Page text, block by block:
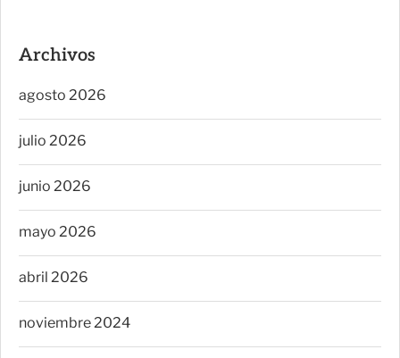
Archivos
agosto 2026
julio 2026
junio 2026
mayo 2026
abril 2026
noviembre 2024